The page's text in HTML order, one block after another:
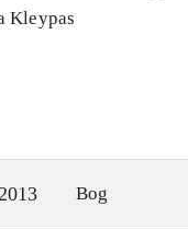
Kleypas
2013 Bog